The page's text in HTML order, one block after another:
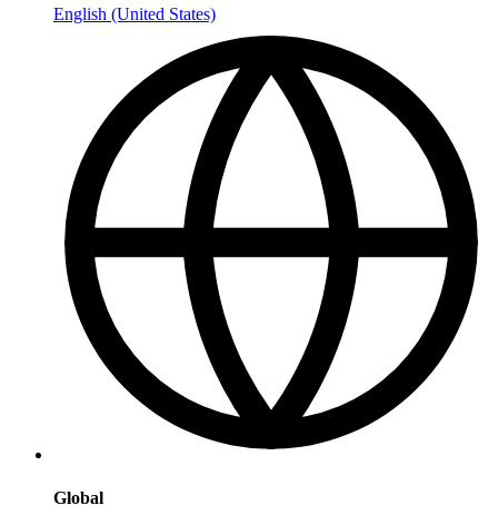
English (United States)
Global